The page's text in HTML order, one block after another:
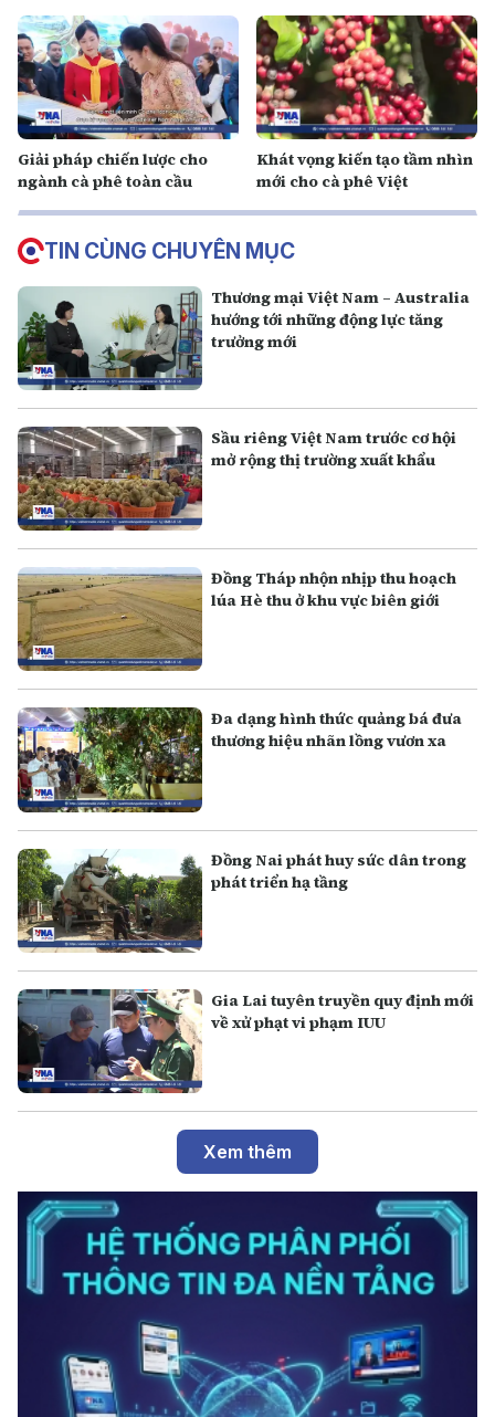
Giải pháp chiến lược cho
ngành cà phê toàn cầu
Khát vọng kiến tạo tầm nhìn
mới cho cà phê Việt
TIN CÙNG CHUYÊN MỤC
Thương mại Việt Nam – Australia
hướng tới những động lực tăng
trưởng mới
Sầu riêng Việt Nam trước cơ hội
mở rộng thị trường xuất khẩu
Đồng Tháp nhộn nhịp thu hoạch
lúa Hè thu ở khu vực biên giới
Đa dạng hình thức quảng bá đưa
thương hiệu nhãn lồng vươn xa
Đồng Nai phát huy sức dân trong
phát triển hạ tầng
Gia Lai tuyên truyền quy định mới
về xử phạt vi phạm IUU
Xem thêm